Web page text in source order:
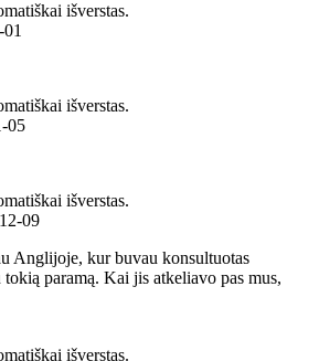
išverstas.
išverstas.
išverstas.
Anglijoje, kur buvau konsultuotas
paramą. Kai jis atkeliavo pas mus,
išverstas.